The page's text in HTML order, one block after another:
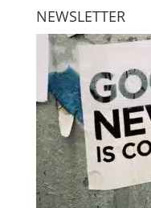
NEWSLETTER